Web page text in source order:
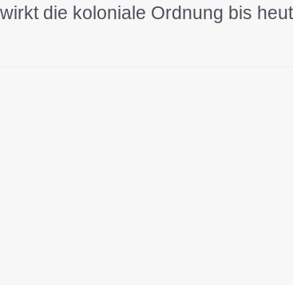
wirkt die koloniale Ordnung bis